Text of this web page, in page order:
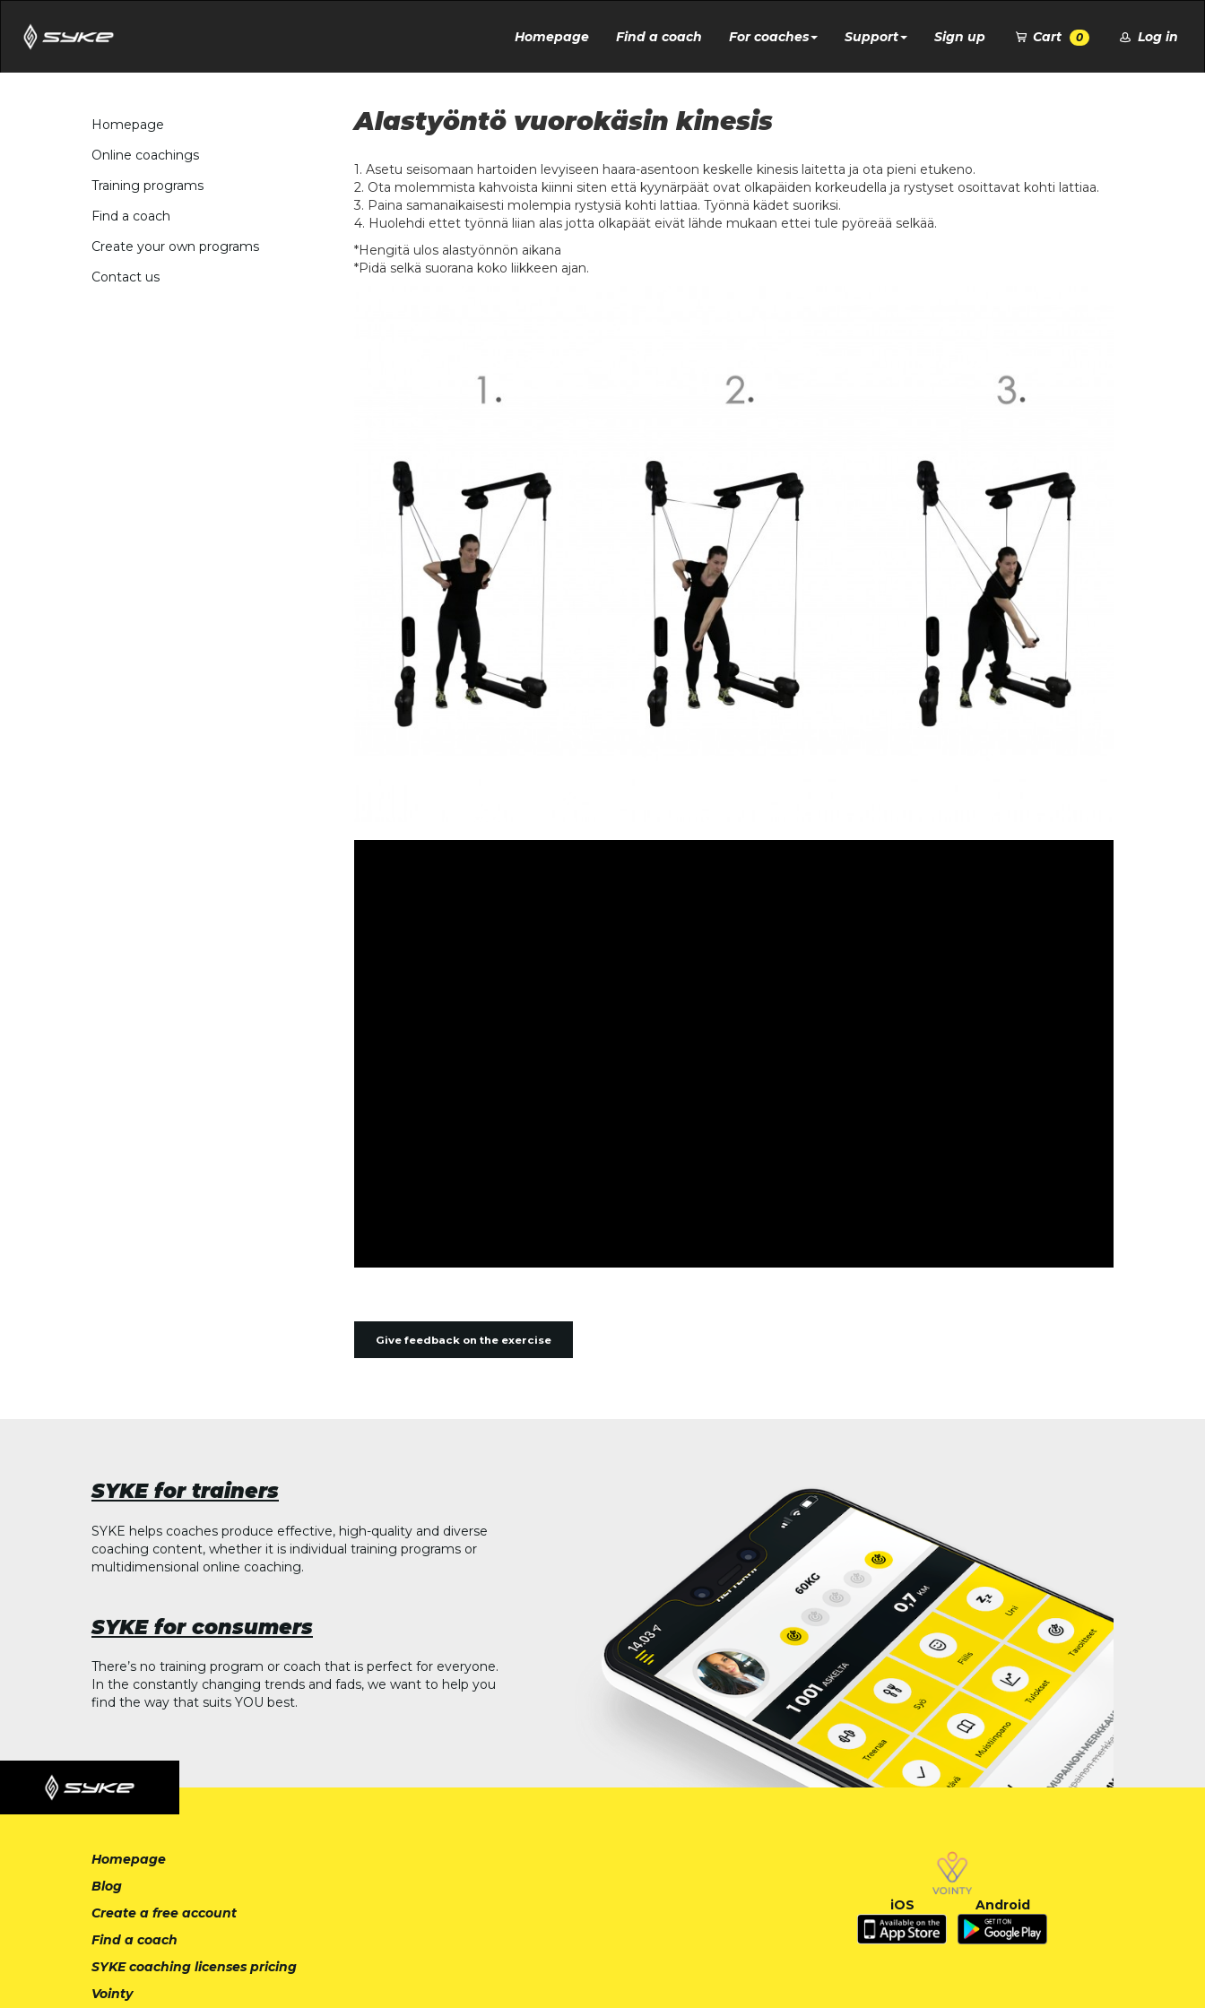
Homepage Find a coach For coaches Support Sign up Cart 0 Log in
Homepage
Online coachings
Training programs
Find a coach
Create your own programs
Contact us
Alastyöntö vuorokäsin kinesis
1. Asetu seisomaan hartoiden levyiseen haara-asentoon keskelle kinesis laitetta ja ota pieni etukeno.
2. Ota molemmista kahvoista kiinni siten että kyynärpäät ovat olkapäiden korkeudella ja rystyset osoittavat kohti lattiaa.
3. Paina samanaikaisesti molempia rystysiä kohti lattiaa. Työnnä kädet suoriksi.
4. Huolehdi ettet työnnä liian alas jotta olkapäät eivät lähde mukaan ettei tule pyöreää selkää.
*Hengitä ulos alastyönnön aikana
*Pidä selkä suorana koko liikkeen ajan.
Give feedback on the exercise
SYKE for trainers
SYKE helps coaches produce effective, high-quality and diverse
coaching content, whether it is individual training programs or
multidimensional online coaching.
SYKE for consumers
There’s no training program or coach that is perfect for everyone.
In the constantly changing trends and fads, we want to help you
find the way that suits YOU best.
Homepage
Blog
Create a free account
Find a coach
SYKE coaching licenses pricing
Vointy
iOS Android